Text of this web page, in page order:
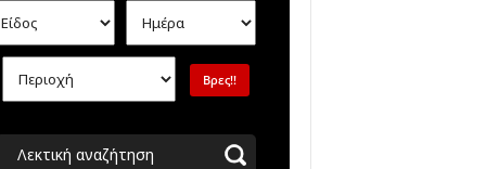
Λεκτική αναζήτηση